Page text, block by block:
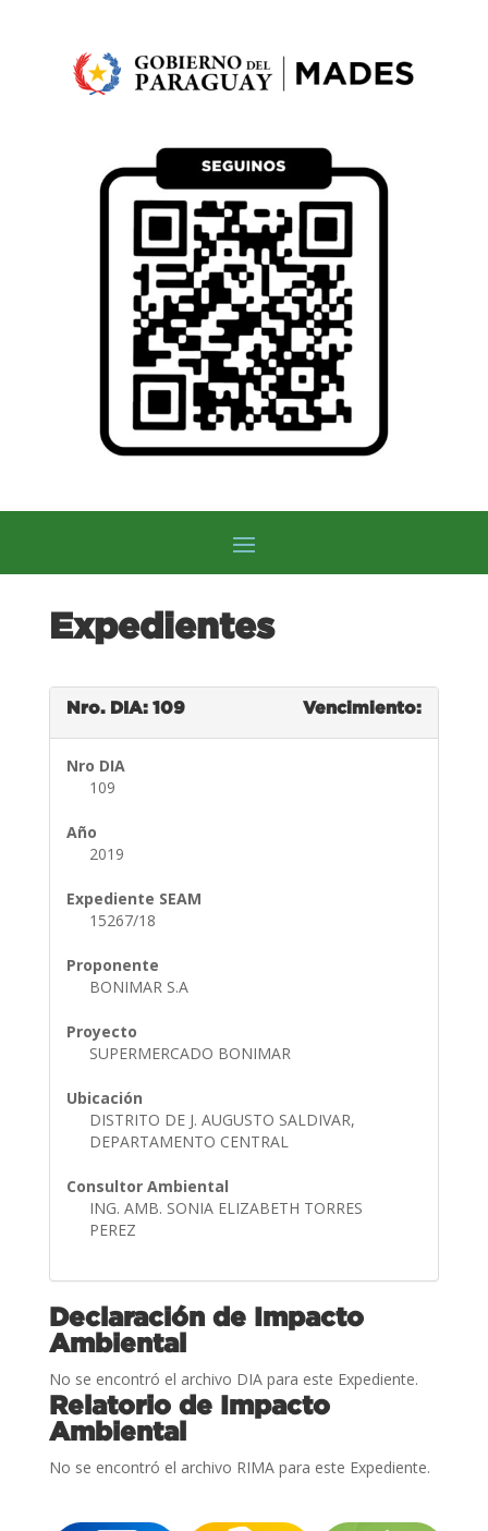
Expedientes
Nro. DIA: 109 Vencimiento:
Nro DIA
109
Año
2019
Expediente SEAM
15267/18
Proponente
BONIMAR S.A
Proyecto
SUPERMERCADO BONIMAR
Ubicación
DISTRITO DE J. AUGUSTO SALDIVAR,
DEPARTAMENTO CENTRAL
Consultor Ambiental
ING. AMB. SONIA ELIZABETH TORRES
PEREZ
Declaración de Impacto
Ambiental
No se encontró el archivo DIA para este Expediente.
Relatorio de Impacto
Ambiental
No se encontró el archivo RIMA para este Expediente.